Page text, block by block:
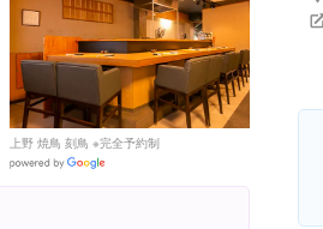
上野 焼鳥 刻鳥 ※完全予約制
Places